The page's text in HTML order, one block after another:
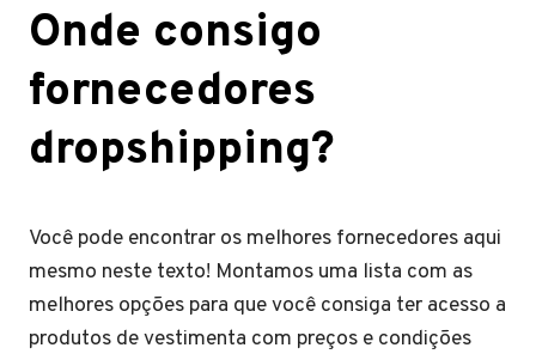
Onde consigo
fornecedores
dropshipping?
Você pode encontrar os melhores fornecedores aqui
mesmo neste texto! Montamos uma lista com as
melhores opções para que você consiga ter acesso a
produtos de vestimenta com preços e condições